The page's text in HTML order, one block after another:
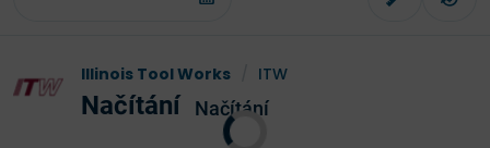
Illinois Tool Works ITW
Načítání Načítání